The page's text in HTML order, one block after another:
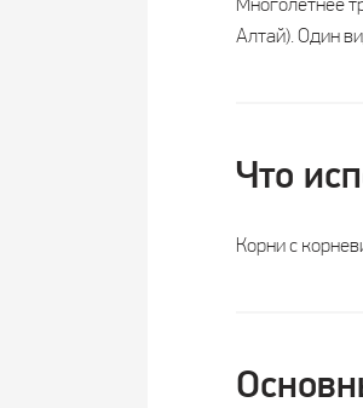
Многолетнее
Алтай). Один
Что
Корни с